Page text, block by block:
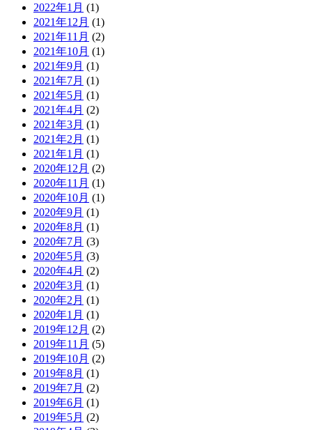
2022年1月 (1)
2021年12月 (1)
2021年11月 (2)
2021年10月 (1)
2021年9月 (1)
2021年7月 (1)
2021年5月 (1)
2021年4月 (2)
2021年3月 (1)
2021年2月 (1)
2021年1月 (1)
2020年12月 (2)
2020年11月 (1)
2020年10月 (1)
2020年9月 (1)
2020年8月 (1)
2020年7月 (3)
2020年5月 (3)
2020年4月 (2)
2020年3月 (1)
2020年2月 (1)
2020年1月 (1)
2019年12月 (2)
2019年11月 (5)
2019年10月 (2)
2019年8月 (1)
2019年7月 (2)
2019年6月 (1)
2019年5月 (2)